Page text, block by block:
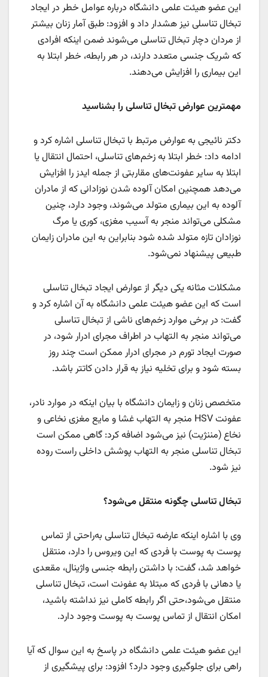
این عضو هیئت علمی دانشگاه درباره عوامل خطر در ایجاد
تبخال تناسلی نیز هشدار داد و افزود: طبق آمار زنان بیشتر
از مردان دچار تبخال تناسلی می‌شوند ضمن اینکه افرادی
که شریک جنسی متعدد دارند، در هر رابطه، خطر ابتلا به
این بیماری را افزایش می‌دهند.
مهمترین عوارض تبخال تناسلی را بشناسید
دکتر نائیجی به عوارض مرتبط با تبخال تناسلی اشاره کرد و
ادامه داد: خطر ابتلا به زخم‌های تناسلی، احتمال انتقال یا
ابتلا به سایر عفونت‌های مقاربتی از جمله ایدز را افزایش
می‌دهد همچنین امکان آلوده شدن نوزادانی که از مادران
آلوده به این بیماری متولد می‌شوند، وجود دارد، چنین
مشکلی می‌تواند منجر به آسیب مغزی، کوری یا مرگ
نوزادان تازه متولد شده شود بنابراین به این مادران زایمان
طبیعی پیشنهاد نمی‌شود.
مشکلات مثانه یکی دیگر از عوارض ایجاد تبخال تناسلی
است که این عضو هیئت علمی دانشگاه به آن اشاره کرد و
گفت: در برخی موارد زخم‌های ناشی از تبخال تناسلی
می‌تواند منجر به التهاب در اطراف مجرای ادرار شود، در
صورت ایجاد تورم در مجرای ادرار ممکن است چند روز
بسته شود و برای تخلیه نیاز به قرار دادن کاتتر باشد.
متخصص زنان و زایمان دانشگاه با بیان اینکه در موارد نادر،
عفونت HSV منجر به التهاب غشا و مایع مغزی نخاعی و
نخاع (مننژیت) نیز می‌شود اضافه کرد: گاهی ممکن است
تبخال تناسلی منجر به التهاب پوشش داخلی راست روده
نیز شود.
تبخال تناسلی چگونه منتقل می‌شود؟
وی با اشاره اینکه عارضه تبخال تناسلی به‌راحتی از تماس
پوست به پوست با فردی که این ویروس را دارد، منتقل
خواهد شد، گفت: با داشتن رابطه جنسی واژینال، مقعدی
یا دهانی با فردی که مبتلا به عفونت است، تبخال تناسلی
منتقل می‌شود،حتی اگر رابطه کاملی نیز نداشته باشید،
امکان انتقال از تماس پوست به پوست وجود دارد.
این عضو هیئت علمی دانشگاه در پاسخ به این سوال که آیا
راهی برای جلوگیری وجود دارد؟ افزود: برای پیشگیری از